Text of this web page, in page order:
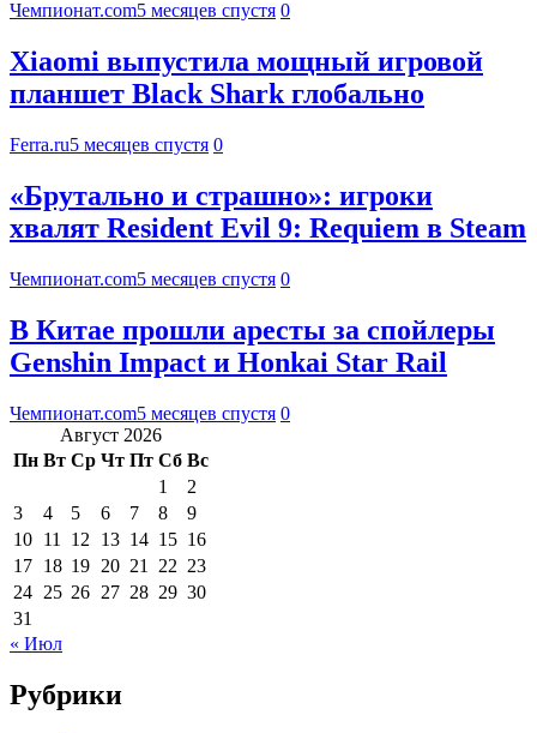
Чемпионат.com5 месяцев спустя 0
Xiaomi выпустила мощный игровой
планшет Black Shark глобально
Ferra.ru5 месяцев спустя 0
«Брутально и страшно»: игроки
хвалят Resident Evil 9: Requiem в Steam
Чемпионат.com5 месяцев спустя 0
В Китае прошли аресты за спойлеры
Genshin Impact и Honkai Star Rail
Чемпионат.com5 месяцев спустя 0
Август 2026
Пн Вт Ср Чт Пт Сб Вс
1
2
3
4 5 6 7 8
9
10 11 12 13 14 15 16
17 18 19 20 21 22 23
24 25 26 27 28 29 30
31
« Июл
Рубрики